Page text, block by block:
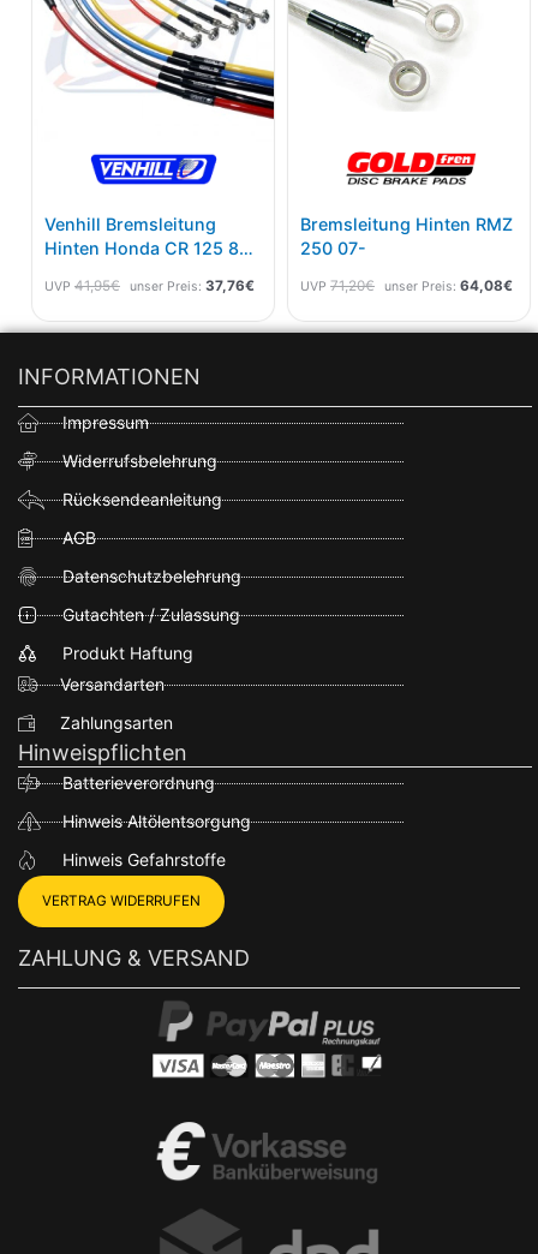
Venhill Bremsleitung
Hinten Honda CR 125 87-
Schwarz
UVP 41,95€ unser Preis: 37,76€
Bremsleitung Hinten RMZ
250 07-
UVP 71,20€ unser Preis: 64,08€
INFORMATIONEN
Impressum
Widerrufsbelehrung
Rücksendeanleitung
AGB
Datenschutzbelehrung
Gutachten / Zulassung
Produkt Haftung
Versandarten
Zahlungsarten
Hinweispflichten
Batterieverordnung
Hinweis Altölentsorgung
Hinweis Gefahrstoffe
VERTRAG WIDERRUFEN
ZAHLUNG & VERSAND